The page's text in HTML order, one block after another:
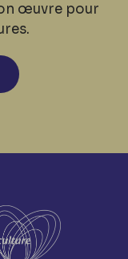
œuvre pour